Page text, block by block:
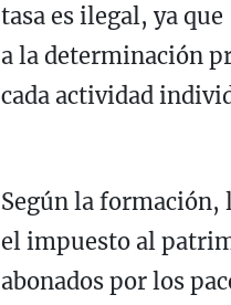
tasa es ilegal, ya
a la determinación
cada actividad
Según la formación,
el impuesto al
abonados por los